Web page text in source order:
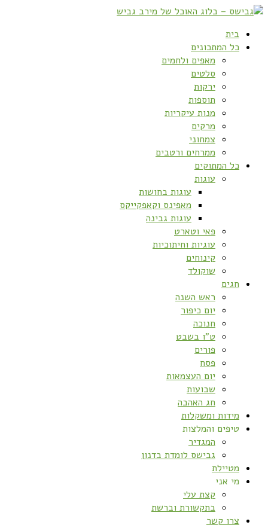
בית
כל המתכונים
מאפים ולחמים
סלטים
ירקות
תוספות
מנות עיקריות
מרקים
צמחוני
ממרחים ורטבים
כל המתוקים
עוגות
עוגות בחושות
מאפינס וקאפקייקס
עוגות גבינה
פאי וטארט
עוגיות וחיתוכיות
קינוחים
שוקולד
חגים
ראש השנה
יום כיפור
חנוכה
ט”ו בשבט
פורים
פסח
יום העצמאות
שבועות
חג האהבה
מידות ומשקלות
טיפים והמלצות
המגדיר
גבישס לומדת בדנון
מטיילת
מי אני
קצת עלי
בתקשורת וברשת
צרו קשר